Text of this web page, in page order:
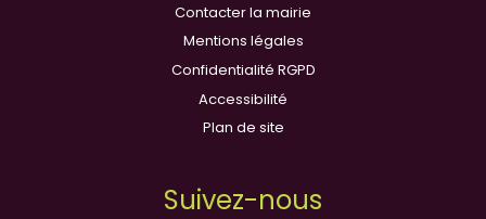
Contacter la mairie
Mentions légales
Confidentialité RGPD
Accessibilité
Plan de site
Suivez-nous